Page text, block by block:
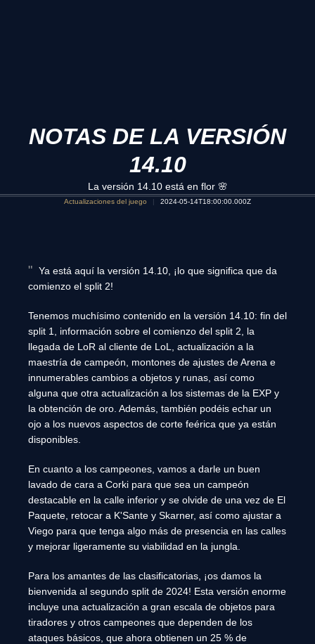
NOTAS DE LA VERSIÓN
14.10
La versión 14.10 está en flor 🌸
Actualizaciones del juego 2024-05-14T18:00:00.000Z
Ya está aquí la versión 14.10, ¡lo que significa que da
comienzo el split 2!
Tenemos muchísimo contenido en la versión 14.10: fin del
split 1, información sobre el comienzo del split 2, la
llegada de LoR al cliente de LoL, actualización a la
maestría de campeón, montones de ajustes de Arena e
innumerables cambios a objetos y runas, así como
alguna que otra actualización a los sistemas de la EXP y
la obtención de oro. Además, también podéis echar un
ojo a los nuevos aspectos de corte feérica que ya están
disponibles.
En cuanto a los campeones, vamos a darle un buen
lavado de cara a Corki para que sea un campeón
destacable en la calle inferior y se olvide de una vez de El
Paquete, retocar a K'Sante y Skarner, así como ajustar a
Viego para que tenga algo más de presencia en las calles
y mejorar ligeramente su viabilidad en la jungla.
Para los amantes de las clasificatorias, ¡os damos la
bienvenida al segundo split de 2024! Esta versión enorme
incluye una actualización a gran escala de objetos para
tiradores y otros campeones que dependen de los
ataques básicos, que ahora obtienen un 25 % de